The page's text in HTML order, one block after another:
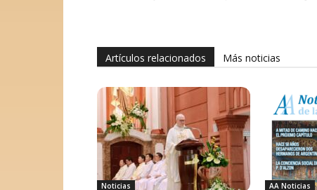
Artículos relacionados Más noticias
Noticias AA Noticias